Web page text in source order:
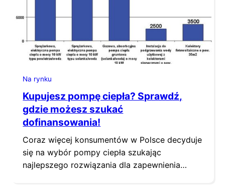
Na rynku
Kupujesz pompę ciepła? Sprawdź,
gdzie możesz szukać
dofinansowania!
Coraz więcej konsumentów w Polsce decyduje
się na wybór pompy ciepła szukając
najlepszego rozwiązania dla zapewnienia